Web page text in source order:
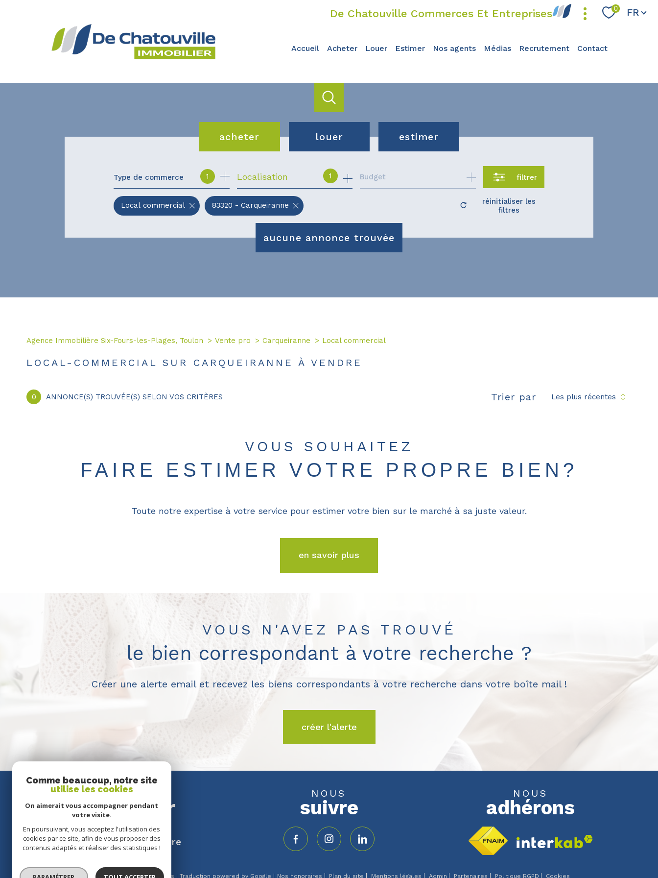
De Chatouville Commerces Et Entreprises 0 FR
accueil acheter louer estimer nos agents médias recrutement contact
acheter
de l'ancien
du neuf
de l'immo pro
louer
de l'immo pro
estimer
Type de commerce 1 1
Localisation Budget filtrer
aucune annonce trouvée
Local commercial 83320 - Carqueiranne
réinitialiser les
filtres
Agence Immobilière Six-Fours-les-Plages, Toulon Vente pro Carqueiranne Local commercial
LOCAL-COMMERCIAL SUR CARQUEIRANNE À VENDRE
0 ANNONCE(S) TROUVÉE(S) SELON VOS CRITÈRES Trier par Les plus récentes
VOUS SOUHAITEZ
FAIRE ESTIMER VOTRE PROPRE BIEN?
Toute notre expertise à votre service pour estimer votre bien sur le marché à sa juste valeur.
en savoir plus
VOUS N'AVEZ PAS TROUVÉ
le bien correspondant à votre recherche ?
Créer une alerte email et recevez les biens correspondants à votre recherche dans votre boîte mail !
créer l'alerte
SE
connecter
espace propriétaire
NOUS
suivre
NOUS
adhérons
© 2026 | Tous droits réservés | Traduction powered by Google | Nos honoraires Plan du site Mentions légales Admin Partenaires Politique RGPD Cookies
Comme beaucoup, notre site
utilise les cookies
On aimerait vous accompagner pendant
votre visite.
En poursuivant, vous acceptez l'utilisation des
cookies par ce site, afin de vous proposer des
contenus adaptés et réaliser des statistiques !